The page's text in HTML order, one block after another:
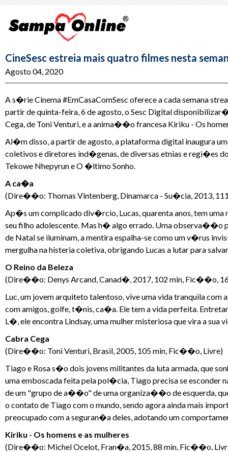
CineSesc estreia mais quatro filmes nesta
Agosto 04, 2020
A s�rie Cinema #EmCasaComSesc oferece a cada semana
partir de quinta-feira, 6 de agosto, o Sesc Digital
Cega, de Toni Venturi, e a anima��o francesa Kiriku - Os
Al�m disso, a partir de agosto, a plataforma digital inaugura
coletivos e diretores ind�genas, de diversas etnias e regi�es
Tekowe Nhepyrun e O �ltimo Sonho.
A ca�a
(Dire��o: Thomas Vintenberg, Dinamarca - Su�cia, 2013,
Ap�s um complicado div�rcio, Lucas, quarenta anos, tem
seu filho adolescente. Mas h� algo errado. Uma observa��o
de Natal se iluminam, a mentira espalha-se como um v�rus
mergulha na histeria coletiva, obrigando Lucas a lutar para
O Reino da Beleza
(Dire��o: Denys Arcand, Canad�, 2017, 102 min, Fic��o,
Luc, um jovem arquiteto talentoso, vive uma vida tranquila com
com amigos, golfe, t�nis, ca�a. Ele tem a vida perfeita.
L�, ele encontra Lindsay, uma mulher misteriosa que vira a sua
Cabra Cega
(Dire��o: Toni Venturi, Brasil, 2005, 105 min, Fic��o, Livre)
Tiago e Rosa s�o dois jovens militantes da luta armada, que
uma emboscada feita pela pol�cia, Tiago precisa se esconder
de um "grupo de a��o" de uma organiza��o de esquerda,
o contato de Tiago com o mundo, sendo agora ainda mais
preocupado com a seguran�a deles, adotando um
Kiriku - Os homens e as mulheres
(Dire��o: Michel Ocelot, Fran�a, 2015, 88 min, Fic��o,